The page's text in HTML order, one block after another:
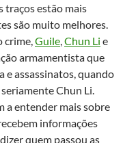
traços estão mais
são muito melhores.
crime,Guile,Chun Li e
armamentista que
e assassinatos, quando
Chun Li.
a entender mais sobre
informações
quem passou as